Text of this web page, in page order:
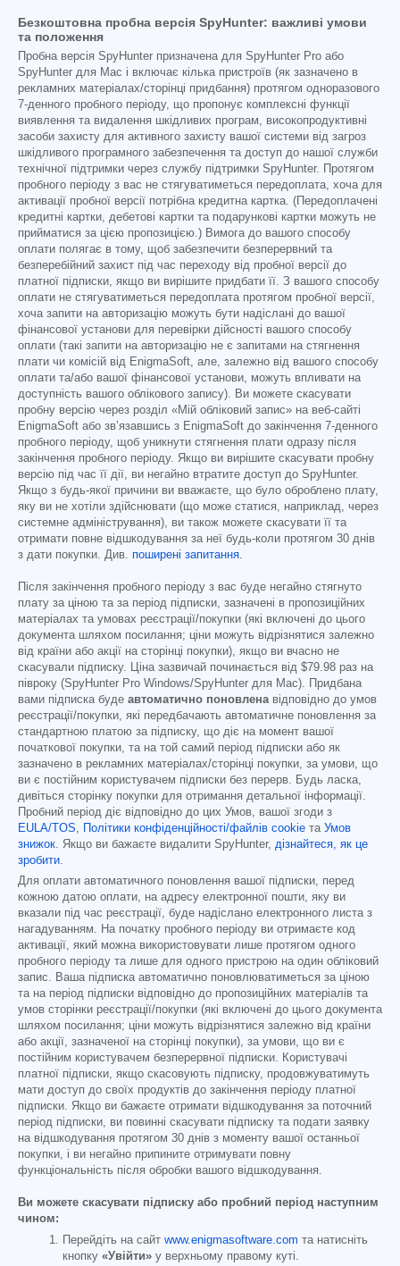
Безкоштовна пробна версія SpyHunter: важливі умови
та положення
Пробна версія SpyHunter призначена для SpyHunter Pro або
SpyHunter для Mac і включає кілька пристроїв (як зазначено в
рекламних матеріалах/сторінці придбання) протягом одноразового
7-денного пробного періоду, що пропонує комплексні функції
виявлення та видалення шкідливих програм, високопродуктивні
засоби захисту для активного захисту вашої системи від загроз
шкідливого програмного забезпечення та доступ до нашої служби
технічної підтримки через службу підтримки SpyHunter. Протягом
пробного періоду з вас не стягуватиметься передоплата, хоча для
активації пробної версії потрібна кредитна картка. (Передоплачені
кредитні картки, дебетові картки та подарункові картки можуть не
прийматися за цією пропозицією.) Вимога до вашого способу
оплати полягає в тому, щоб забезпечити безперервний та
безперебійний захист під час переходу від пробної версії до
платної підписки, якщо ви вирішите придбати її. З вашого способу
оплати не стягуватиметься передоплата протягом пробної версії,
хоча запити на авторизацію можуть бути надіслані до вашої
фінансової установи для перевірки дійсності вашого способу
оплати (такі запити на авторизацію не є запитами на стягнення
плати чи комісій від EnigmaSoft, але, залежно від вашого способу
оплати та/або вашої фінансової установи, можуть впливати на
доступність вашого облікового запису). Ви можете скасувати
пробну версію через розділ «Мій обліковий запис» на веб-сайті
EnigmaSoft або зв’язавшись з EnigmaSoft до закінчення 7-денного
пробного періоду, щоб уникнути стягнення плати одразу після
закінчення пробного періоду. Якщо ви вирішите скасувати пробну
версію під час її дії, ви негайно втратите доступ до SpyHunter.
Якщо з будь-якої причини ви вважаєте, що було оброблено плату,
яку ви не хотіли здійснювати (що може статися, наприклад, через
системне адміністрування), ви також можете скасувати її та
отримати повне відшкодування за неї будь-коли протягом 30 днів
з дати покупки. Див. поширені запитання.
Після закінчення пробного періоду з вас буде негайно стягнуто
плату за ціною та за період підписки, зазначені в пропозиційних
матеріалах та умовах реєстрації/покупки (які включені до цього
документа шляхом посилання; ціни можуть відрізнятися залежно
від країни або акції на сторінці покупки), якщо ви вчасно не
скасували підписку. Ціна зазвичай починається від $79.98 раз на
півроку (SpyHunter Pro Windows/SpyHunter для Mac). Придбана
вами підписка буде автоматично поновленавідповідно до умов
реєстрації/покупки, які передбачають автоматичне поновлення за
стандартною платою за підписку, що діє на момент вашої
початкової покупки, та на той самий період підписки або як
зазначено в рекламних матеріалах/сторінці покупки, за умови, що
ви є постійним користувачем підписки без перерв. Будь ласка,
дивіться сторінку покупки для отримання детальної інформації.
Пробний період діє відповідно до цих Умов, вашої згоди з
EULA/TOS, Політики конфіденційності/файлів cookie та Умов
знижок. Якщо ви бажаєте видалити SpyHunter, дізнайтеся, як це
зробити.
Для оплати автоматичного поновлення вашої підписки, перед
кожною датою оплати, на адресу електронної пошти, яку ви
вказали під час реєстрації, буде надіслано електронного листа з
нагадуванням. На початку пробного періоду ви отримаєте код
активації, який можна використовувати лише протягом одного
пробного періоду та лише для одного пристрою на один обліковий
запис. Ваша підписка автоматично поновлюватиметься за ціною
та на період підписки відповідно до пропозиційних матеріалів та
умов сторінки реєстрації/покупки (які включені до цього документа
шляхом посилання; ціни можуть відрізнятися залежно від країни
або акції, зазначеної на сторінці покупки), за умови, що ви є
постійним користувачем безперервної підписки. Користувачі
платної підписки, якщо скасовують підписку, продовжуватимуть
мати доступ до своїх продуктів до закінчення періоду платної
підписки. Якщо ви бажаєте отримати відшкодування за поточний
період підписки, ви повинні скасувати підписку та подати заявку
на відшкодування протягом 30 днів з моменту вашої останньої
покупки, і ви негайно припините отримувати повну
функціональність після обробки вашого відшкодування.
Ви можете скасувати підписку або пробний період наступним
чином:
Перейдіть на сайт www.enigmasoftware.com та натисніть
кнопку «Увійти» у верхньому правому куті.